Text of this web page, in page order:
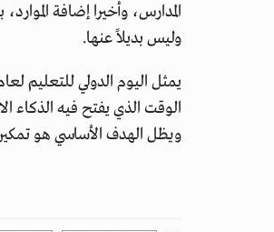
المدارس، وأخيرا إضافة
وليس بديلاً عنها.
الوقت الذي يفتح فيه الذكاء
ويظل الهدف الأساسي هو تمكين